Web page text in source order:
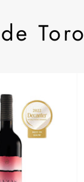
Toro